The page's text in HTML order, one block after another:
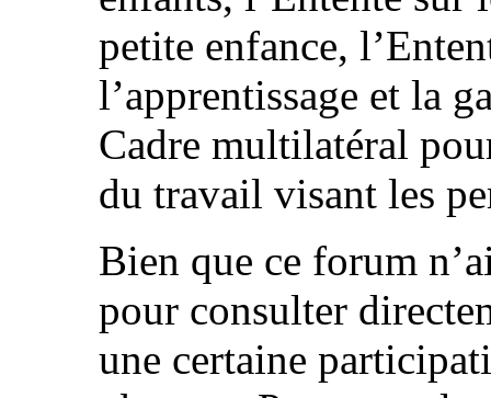
petite enfance,
l’apprentissage et la
Cadre multilatéral
du travail visant les
Bien que ce forum
pour consulter
une certaine